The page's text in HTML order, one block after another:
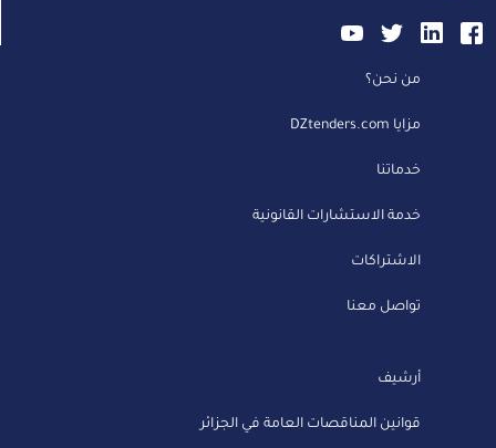
من نحن؟
مزايا DZtenders.com
خدماتنا
خدمة الاستشارات القانونية
الاشتراكات
تواصل معنا
أرشيف
قوانين المناقصات العامة في الجزائر